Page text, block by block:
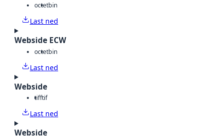
octetbin
Last ned
Webside ECW
octetbin
Last ned
Webside
tifftif
Last ned
Webside